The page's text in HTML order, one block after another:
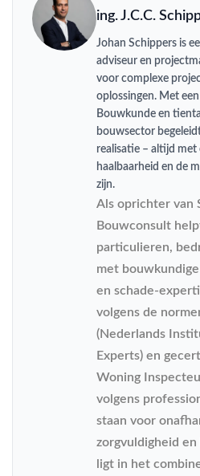
ing. J.C.C.
Johan Schippers is
adviseur en
voor complexe
oplossingen. Met
Bouwkunde en
bouwsector
realisatie – altijd
haalbaarheid en de
zijn.
Als oprichter van
Bouwconsult
particulieren,
met
en schade-
volgens de
(Nederlands
Experts) en
Woning
volgens
staan voor
zorgvuldigheid
ligt in het